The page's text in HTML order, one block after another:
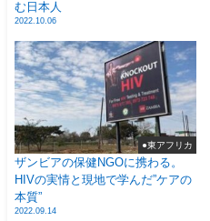
む日本人
2022.10.06
●東アフリカ
ザンビアの保健NGOに携わる。
HIVの実情と現地で学んだ”ケアの
本質”
2022.09.14